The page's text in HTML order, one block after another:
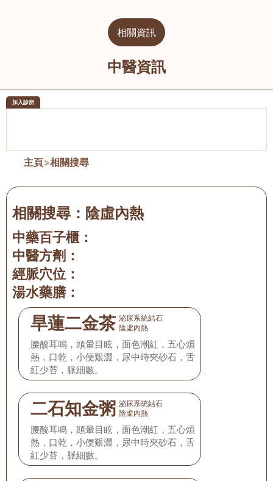
相關資訊
中醫資訊
加入診所
主頁>相關搜尋
相關搜尋： 陰虛內熱
中藥百子櫃：
中醫方劑：
經脈穴位：
湯水藥膳：
旱蓮二金茶 泌尿系統結石
陰虛內熱
腰酸耳鳴，頭暈目眩，面色潮紅，五心煩
熱，口乾，小便艱澀，尿中時夾砂石，舌
紅少苔，脈細數。
二石知金粥 泌尿系統結石
陰虛內熱
腰酸耳鳴，頭暈目眩，面色潮紅，五心煩
熱，口乾，小便艱澀，尿中時夾砂石，舌
紅少苔，脈細數。